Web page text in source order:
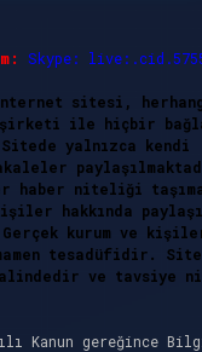
Skype:
sitesi,
şirketi ile hiçbir
Sitede yalnızca kendi
niteliği
hakkında
Gerçek kurum ve
tesadüfidir.
ve tavsiye
Kanun gereğince